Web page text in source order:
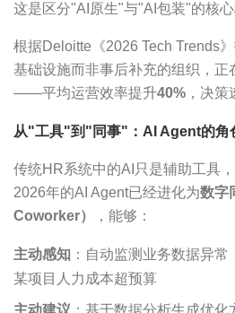
这是区分"AI原生"与"AI包装"的核心
根据Deloitte《2026 Tech Trends
基础设施而非事后补充的组织，正
——平均运营效率提升40% ，决
从"工具"到"同事"：AI Agent的角
传统HR系统中的AI只是辅助工具
2026年的AI Agent已经进化为数字
Coworker）
，能够：
主动感知 ：自动监测业务数据异常
某项目人力成本超预算